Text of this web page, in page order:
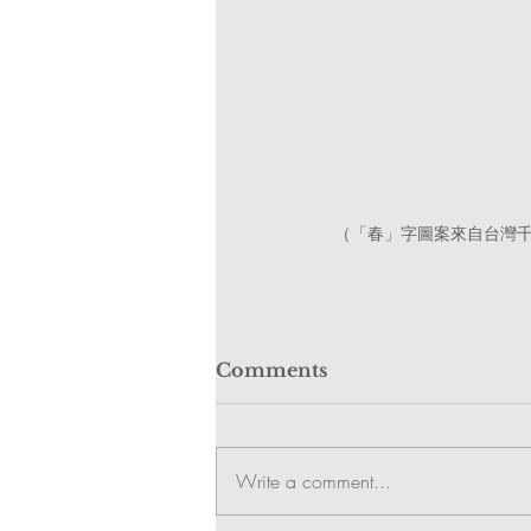
（「春」字圖案來自台灣
Comments
Write a comment...